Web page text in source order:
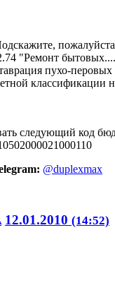
"Ремонт
пухо-перовых
классификации
следующий код
@duplexmax
12.01.2010 (14:52)